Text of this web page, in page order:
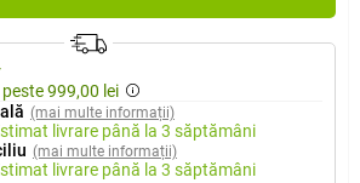
999,00 lei
(mai multe informații)
livrare până la 3 săptămâni
(mai multe informații)
livrare până la 3 săptămâni